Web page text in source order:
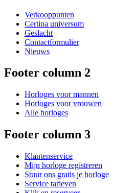
Verkooppunten
Certina universum
Geslacht
Contactformulier
Nieuws
Footer column 2
Horloges voor mannen
Horloges voor vrouwen
Alle horloges
Footer column 3
Klantenservice
Mijn horloge registreren
Stuur ons gratis je horloge
Service tarieven